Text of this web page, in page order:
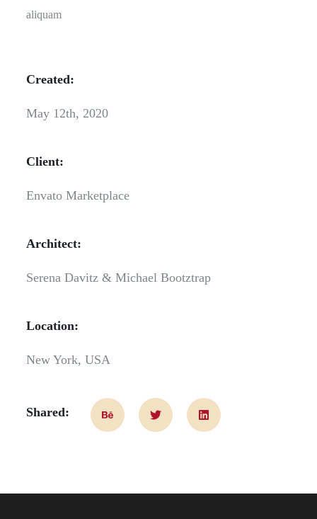
aliquam
Created:
May 12th, 2020
Client:
Envato Marketplace
Architect:
Serena Davitz & Michael Bootztrap
Location:
New York, USA
Shared: